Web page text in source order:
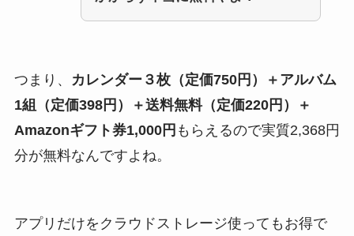
つまり、
カレンダー３枚（定価750円）＋アルバム
1組（定価398円）＋送料無料（定価220円）＋
Amazonギフト券1,000円 もらえるので実質2,368円
分が無料なんですよね。
アプリだけをクラウドストレージ使ってもお得で